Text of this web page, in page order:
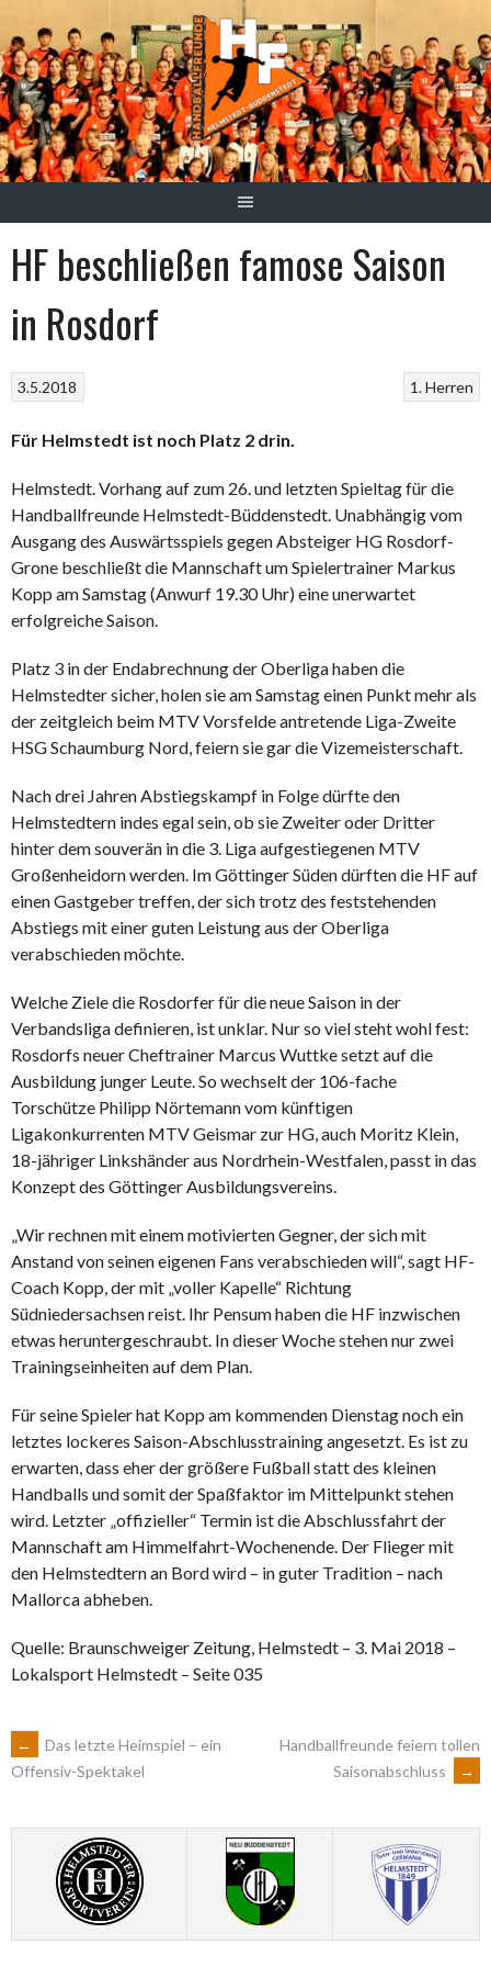
zum
Inhalt
HF beschließen famose Saison
in Rosdorf
1. Herren
3.5.2018
Für Helmstedt ist noch Platz 2 drin.
Helmstedt. Vorhang auf zum 26. und letzten Spieltag für die
Handballfreunde Helmstedt-Büddenstedt. Unabhängig vom
Ausgang des Auswärtsspiels gegen Absteiger HG Rosdorf-
Grone beschließt die Mannschaft um Spielertrainer Markus
Kopp am Samstag (Anwurf 19.30 Uhr) eine unerwartet
erfolgreiche Saison.
Platz 3 in der Endabrechnung der Oberliga haben die
Helmstedter sicher, holen sie am Samstag einen Punkt mehr als
der zeitgleich beim MTV Vorsfelde antretende Liga-Zweite
HSG Schaumburg Nord, feiern sie gar die Vizemeisterschaft.
Nach drei Jahren Abstiegskampf in Folge dürfte den
Helmstedtern indes egal sein, ob sie Zweiter oder Dritter
hinter dem souverän in die 3. Liga aufgestiegenen MTV
Großenheidorn werden. Im Göttinger Süden dürften die HF auf
einen Gastgeber treffen, der sich trotz des feststehenden
Abstiegs mit einer guten Leistung aus der Oberliga
verabschieden möchte.
Welche Ziele die Rosdorfer für die neue Saison in der
Verbandsliga definieren, ist unklar. Nur so viel steht wohl fest:
Rosdorfs neuer Cheftrainer Marcus Wuttke setzt auf die
Ausbildung junger Leute. So wechselt der 106-fache
Torschütze Philipp Nörtemann vom künftigen
Ligakonkurrenten MTV Geismar zur HG, auch Moritz Klein,
18-jähriger Linkshänder aus Nordrhein-Westfalen, passt in das
Konzept des Göttinger Ausbildungsvereins.
„Wir rechnen mit einem motivierten Gegner, der sich mit
Anstand von seinen eigenen Fans verabschieden will“, sagt HF-
Coach Kopp, der mit „voller Kapelle“ Richtung
Südniedersachsen reist. Ihr Pensum haben die HF inzwischen
etwas heruntergeschraubt. In dieser Woche stehen nur zwei
Trainingseinheiten auf dem Plan.
Für seine Spieler hat Kopp am kommenden Dienstag noch ein
letztes lockeres Saison-Abschlusstraining angesetzt. Es ist zu
erwarten, dass eher der größere Fußball statt des kleinen
Handballs und somit der Spaßfaktor im Mittelpunkt stehen
wird. Letzter „offizieller“ Termin ist die Abschlussfahrt der
Mannschaft am Himmelfahrt-Wochenende. Der Flieger mit
den Helmstedtern an Bord wird – in guter Tradition – nach
Mallorca abheben.
Quelle: Braunschweiger Zeitung, Helmstedt – 3. Mai 2018 –
Lokalsport Helmstedt – Seite 035
ARTIKEL-
NAVIGATION
←
Das letzte Heimspiel – ein
Offensiv-Spektakel
Handballfreunde feiern tollen
Saisonabschluss
→